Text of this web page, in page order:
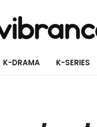
K-DRAMA K-SERIES